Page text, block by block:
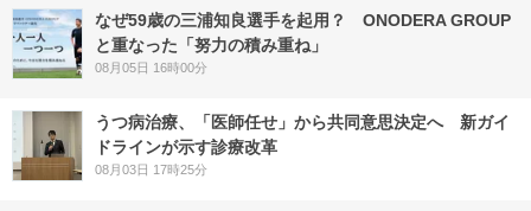
なぜ59歳の三浦知良選手を起用？ ONODERA GROUP
と重なった「努力の積み重ね」
08月05日 16時00分
うつ病治療、「医師任せ」から共同意思決定へ 新ガイ
ドラインが示す診療改革
08月03日 17時25分